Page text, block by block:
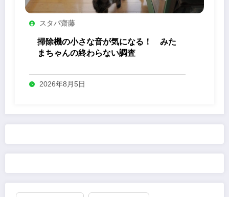
スタパ齋藤
掃除機の小さな音が気になる！ みた
まちゃんの終わらない調査
2026年8月5日